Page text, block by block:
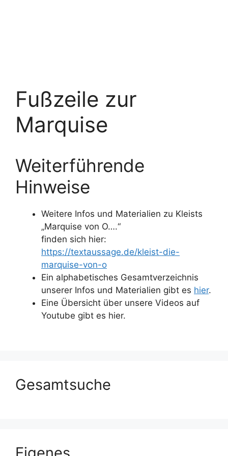
Fußzeile zur
Marquise
Weiterführende
Hinweise
Weitere Infos und Materialien zu Kleists
„Marquise von O….“
finden sich hier:
https://textaussage.de/kleist-die-
marquise-von-o
Ein alphabetisches Gesamtverzeichnis
unserer Infos und Materialien gibt es hier.
Eine Übersicht über unsere Videos auf
Youtube gibt es hier.
Gesamtsuche
Eigenes